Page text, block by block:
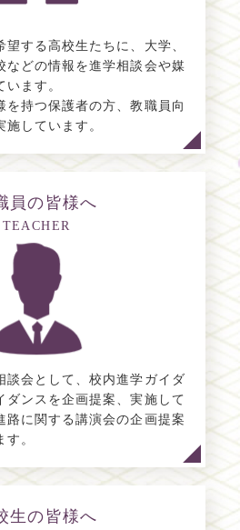
望する高校生たちに、大学、
などの情報を進学相談会や媒
ます。
を持つ保護者の方、教職員向
しています。
員の皆様へ
TEACHER
談会として、校内進学ガイダ
ダンスを企画提案、実施して
路に関する講演会の企画提案
。
生の皆様へ